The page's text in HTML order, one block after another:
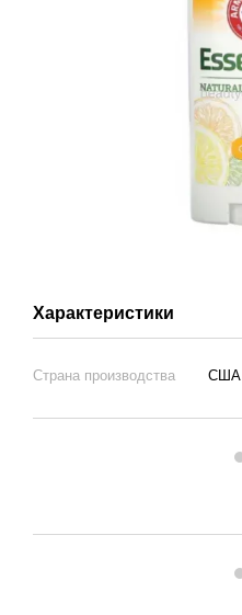
Характеристики
Страна производства США